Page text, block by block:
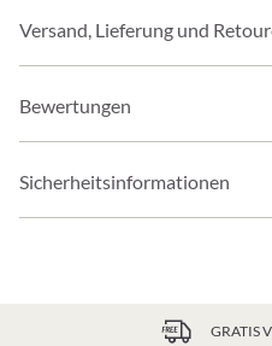
Versand, Lieferung und
Bewertungen
Sicherheitsinformationen
GRATIS